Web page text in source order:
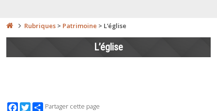
Rubriques > Patrimoine > L’église
L’église
Facebook
TwitterPartager cette page